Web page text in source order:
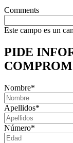
Comments
Este campo es un
PIDE
Nombre*
Apellidos*
Número*